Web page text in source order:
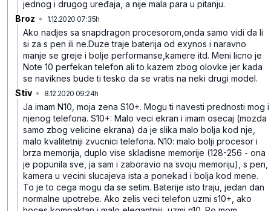
jednog i drugog uređaja, a nije mala para u pitanju.
Broz • 1.12.2020 07:35h
Ako nadjes sa snapdragon procesorom,onda samo vidi da li
si za s pen ili ne.Duze traje baterija od exynos i naravno
manje se greje i bolje performanse,kamere itd. Meni licno je
Note 10 perfekan telefon ali to kazem zbog olovke jer kada
se naviknes bude ti tesko da se vratis na neki drugi model.
Stiv • 8.12.2020 09:24h
Ja imam N10, moja zena S10+. Mogu ti navesti prednosti mog i
njenog telefona. S10+: Malo veci ekran i imam osecaj (mozda
samo zbog velicine ekrana) da je slika malo bolja kod nje,
malo kvalitetniji zvucnici telefona. N10: malo bolji procesor i
brza memorija, duplo vise skladisne memorije (128-256 - ona
je popunila sve, ja sam i zaboravio na svoju memoriju), s pen,
kamera u vecini slucajeva ista a ponekad i bolja kod mene.
To je to cega mogu da se setim. Baterije isto traju, jedan dan
normalne upotrebe. Ako zelis veci telefon uzmi s10+, ako